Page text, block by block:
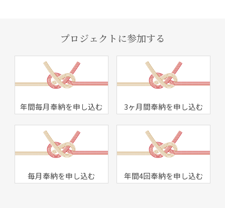
プロジェクトに参加する
年間毎月奉納を申し込む 3ヶ月間奉納を申し込む
毎月奉納を申し込む 年間4回奉納を申し込む